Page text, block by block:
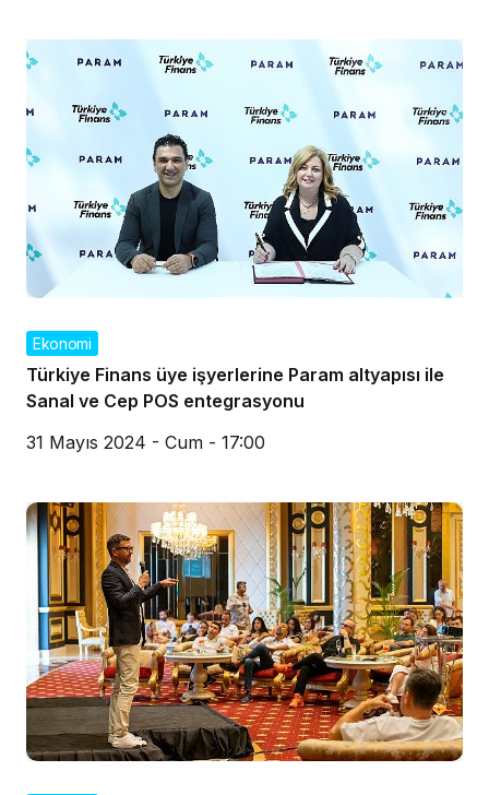
Ekonomi
Türkiye Finans üye işyerlerine Param altyapısı ile
Sanal ve Cep POS entegrasyonu
31 Mayıs 2024 - Cum - 17:00